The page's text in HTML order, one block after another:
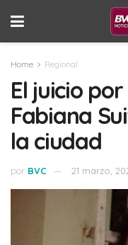
Home Regional
El juicio
Fabiana
la ciudad
por BVC 21 marzo,